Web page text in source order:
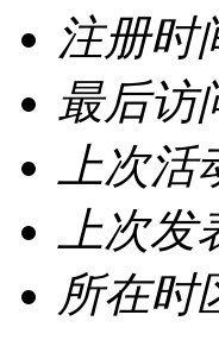
注册时
最后访
上次
上次
所在时